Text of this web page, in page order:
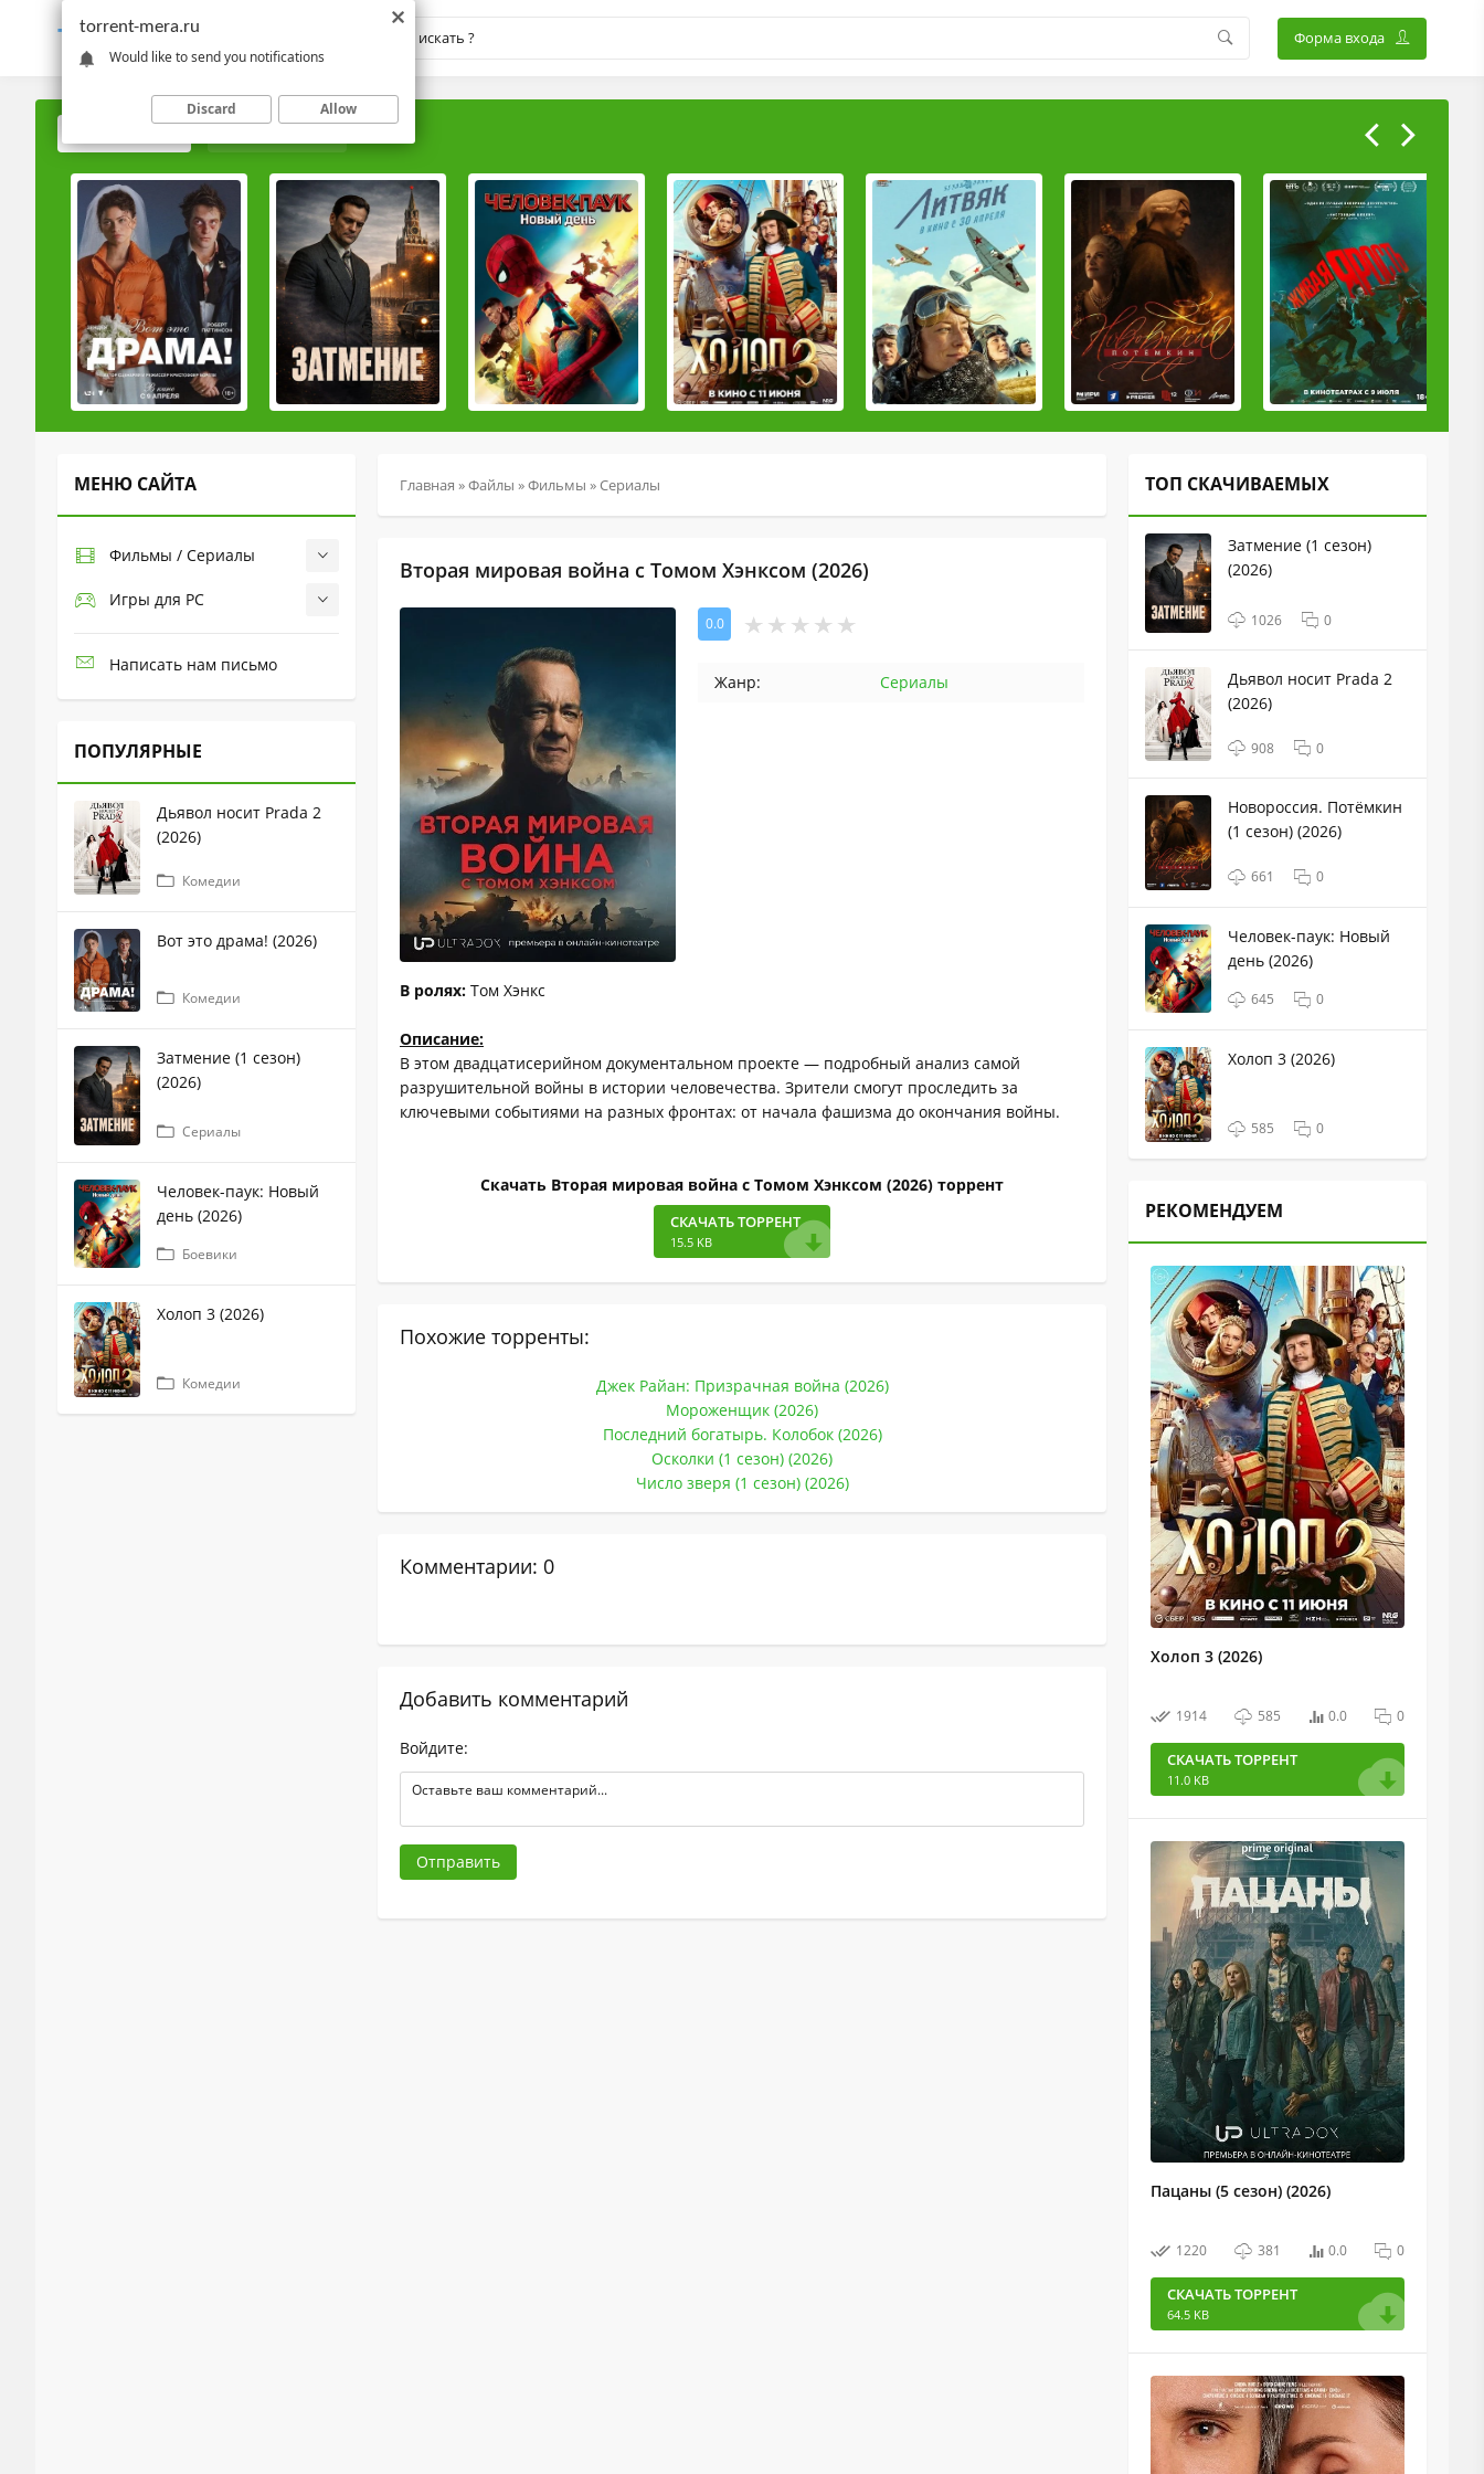
TORRENT-MERA.RU Форма входа
МЕНЮ САЙТА
Фильмы / Сериалы
Игры для PC
Написать нам письмо
ПОПУЛЯРНЫЕ
Дьявол носит Prada 2
(2026)
Комедии
Вот это драма! (2026)
Комедии
Затмение (1 сезон)
(2026)
Сериалы
Человек-паук: Новый
день (2026)
Боевики
Холоп 3 (2026)
Комедии
Главная »Файлы »Фильмы »Сериалы
Вторая мировая война с Томом Хэнксом (2026)
0.0
Жанр: Сериалы
В ролях: Том Хэнкс
Описание:
В этом двадцатисерийном документальном проекте — подробный анализ самой
разрушительной войны в истории человечества. Зрители смогут проследить за
ключевыми событиями на разных фронтах: от начала фашизма до окончания войны.
Скачать Вторая мировая война с Томом Хэнксом (2026) торрент
СКАЧАТЬ ТОРРЕНТ
15.5 KB
Похожие торренты:
Джек Райан: Призрачная война (2026)
Мороженщик (2026)
Последний богатырь. Колобок (2026)
Осколки (1 сезон) (2026)
Число зверя (1 сезон) (2026)
Комментарии: 0
Добавить комментарий
Войдите:
Отправить
ТОП СКАЧИВАЕМЫХ
Затмение (1 сезон)
(2026)
1026 0
Дьявол носит Prada 2
(2026)
908 0
Новороссия. Потёмкин
(1 сезон) (2026)
661 0
Человек-паук: Новый
день (2026)
645 0
Холоп 3 (2026)
585 0
РЕКОМЕНДУЕМ
Холоп 3 (2026)
1914 585 0.0 0
СКАЧАТЬ ТОРРЕНТ
11.0 KB
Пацаны (5 сезон) (2026)
1220 381 0.0 0
СКАЧАТЬ ТОРРЕНТ
64.5 KB
torrent-mera.ru
Would like to send you notifications
Discard Allow